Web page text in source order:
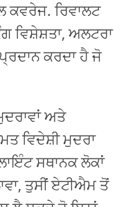
ਕਵਰੇਜ. ਰਿਵਾਲਟ
ਵਿਸ਼ੇਸ਼ਤਾ, ਅਲਟਰਾ
ਕਰਦਾ ਹੈ ਜੋ
ਅਤੇ
ਵਿਦੇਸ਼ੀ ਮੁਦਰਾ
ਸਥਾਨਕ ਲੋਕਾਂ
ਤੁਸੀਂ ਏਟੀਐਮ ਤੋਂ